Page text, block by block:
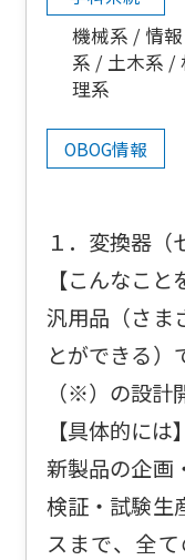
機械系 情
系
土木系
理系
OBOG情報
１．変換器（
【こんなこと
汎用品（さま
とができる）
（※）の設計
【具体的には】
新製品の企画
検証・試験生
スまで、全